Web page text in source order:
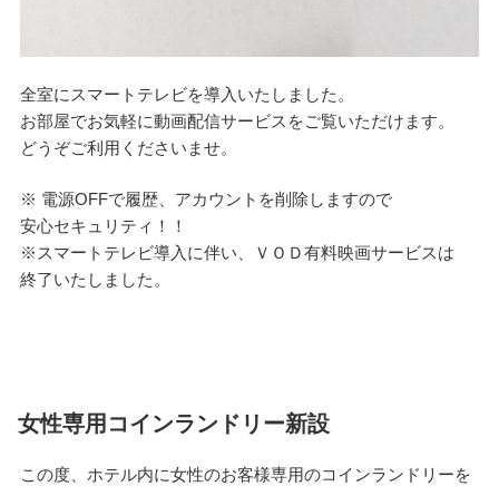
全室にスマートテレビを導入いたしました。
お部屋でお気軽に動画配信サービスをご覧いただけます。
どうぞご利用くださいませ。
※ 電源OFFで履歴、アカウントを削除しますので
安心セキュリティ！！
※スマートテレビ導入に伴い、ＶＯＤ有料映画サービスは
終了いたしました。
女性専用コインランドリー新設
この度、ホテル内に女性のお客様専用のコインランドリーを